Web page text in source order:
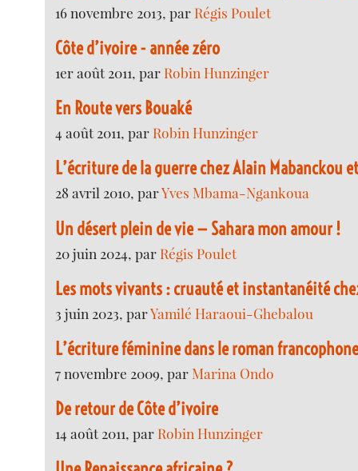
16 novembre 2013, par Régis Poulet
Côte d’ivoire - année zéro
1er août 2011, par Robin Hunzinger
En Route vers Bouaké
4 août 2011, par Robin Hunzinger
L’écriture de la guerre chez Alain Mabanckou
28 avril 2010, parYves Mbama-Ngankoua
Un désert plein de vie — Sahara mon amour !
20 juin 2024, par Régis Poulet
Les mots vivants : cruauté et instantanéité
3 juin 2023, parYamilé Haraoui-Ghebalou
L’écriture féminine dans le roman
7 novembre 2009, parMarina Ondo
De retour de Côte d’ivoire
14 août 2011, par Robin Hunzinger